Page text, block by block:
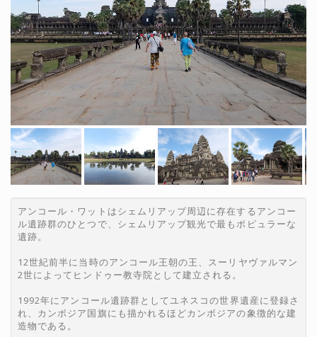
アンコール・ワットはシェムリアップ周辺に存在するアンコー
ル遺跡群のひとつで、シェムリアップ観光で最もポピュラーな
遺跡。
12世紀前半に当時のアンコール王朝の王、スーリヤヴァルマン
2世によってヒンドゥー教寺院として建立される。
1992年にアンコール遺跡群としてユネスコの世界遺産に登録さ
れ、カンボジア国旗にも描かれるほどカンボジアの象徴的な建
造物である。